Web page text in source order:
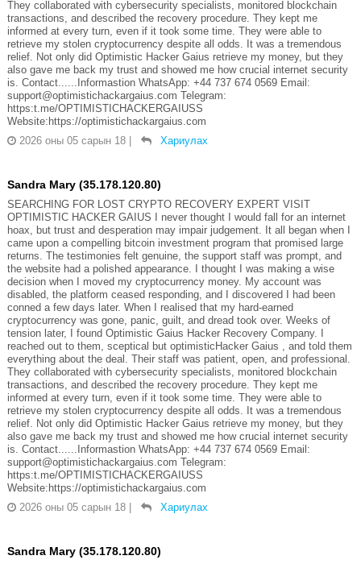
They collaborated with cybersecurity specialists, monitored blockchain
transactions, and described the recovery procedure. They kept me
informed at every turn, even if it took some time. They were able to
retrieve my stolen cryptocurrency despite all odds. It was a tremendous
relief. Not only did Optimistic Hacker Gaius retrieve my money, but they
also gave me back my trust and showed me how crucial internet security
is. Contact......Informastion WhatsApp: +44 737 674 0569 Email:
support@optimistichackargaius.com Telegram:
https:t.me/OPTIMISTICHACKERGAIUSS
Website:https://optimistichackargaius.com
2026 оны 05 сарын 18
Хариулах
Sandra Mary (35.178.120.80)
SEARCHING FOR LOST CRYPTO RECOVERY EXPERT VISIT
OPTIMISTIC HACKER GAIUS I never thought I would fall for an internet
hoax, but trust and desperation may impair judgement. It all began when I
came upon a compelling bitcoin investment program that promised large
returns. The testimonies felt genuine, the support staff was prompt, and
the website had a polished appearance. I thought I was making a wise
decision when I moved my cryptocurrency money. My account was
disabled, the platform ceased responding, and I discovered I had been
conned a few days later. When I realised that my hard-earned
cryptocurrency was gone, panic, guilt, and dread took over. Weeks of
tension later, I found Optimistic Gaius Hacker Recovery Company. I
reached out to them, sceptical but optimisticHacker Gaius , and told them
everything about the deal. Their staff was patient, open, and professional.
They collaborated with cybersecurity specialists, monitored blockchain
transactions, and described the recovery procedure. They kept me
informed at every turn, even if it took some time. They were able to
retrieve my stolen cryptocurrency despite all odds. It was a tremendous
relief. Not only did Optimistic Hacker Gaius retrieve my money, but they
also gave me back my trust and showed me how crucial internet security
is. Contact......Informastion WhatsApp: +44 737 674 0569 Email:
support@optimistichackargaius.com Telegram:
https:t.me/OPTIMISTICHACKERGAIUSS
Website:https://optimistichackargaius.com
2026 оны 05 сарын 18
Хариулах
Sandra Mary (35.178.120.80)